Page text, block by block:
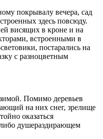
покрывалу вечера, сад
здесь повсюду.
висящих в кроне и на
встроенными в
постарались на
с разноцветным
Помимо деревьев
на них снег, зрелище
оказаться
душераздирающем